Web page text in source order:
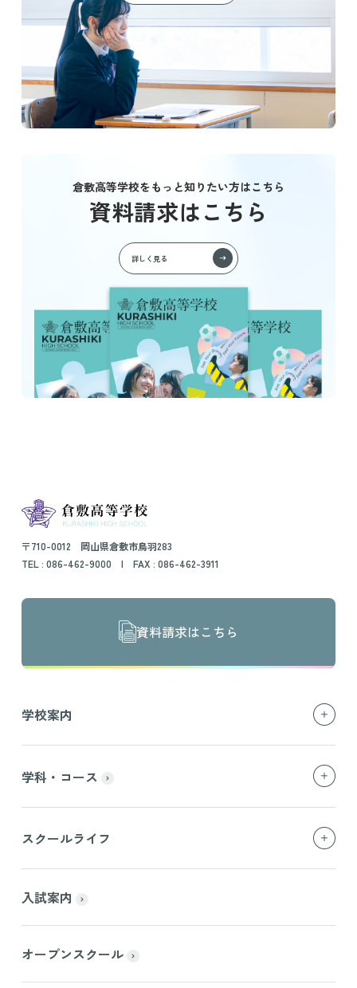
倉敷高等学校をもっと知りたい方はこちら
資料請求はこちら
詳しく見る
〒710-0012 岡山県倉敷市鳥羽283
TEL : 086-462-9000 | FAX : 086-462-3911
資料請求はこちら
学校案内
学科・コース
スクールライフ
入試案内
オープンスクール